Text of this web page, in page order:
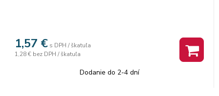
1,57 € s DPH / škatuľa
1,28 € bez DPH / škatuľa
Dodanie do 2-4 dní